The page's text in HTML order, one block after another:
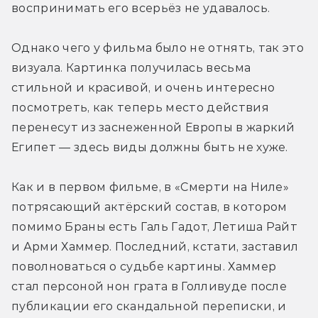
воспринимать его всерьёз не удавалось.
Однако чего у фильма было не отнять, так это
визуала. Картинка получилась весьма
стильной и красивой, и очень интересно
посмотреть, как теперь место действия
перенесут из заснеженной Европы в жаркий
Египет — здесь виды должны быть не хуже.
Как и в первом фильме, в «Смерти на Ниле»
потрясающий актёрский состав, в котором
помимо Браны есть Галь Гадот, Летиша Райт
и Арми Хаммер. Последний, кстати, заставил
поволноваться о судьбе картины. Хаммер
стал персоной нон грата в Голливуде после
публикации его скандальной переписки, и